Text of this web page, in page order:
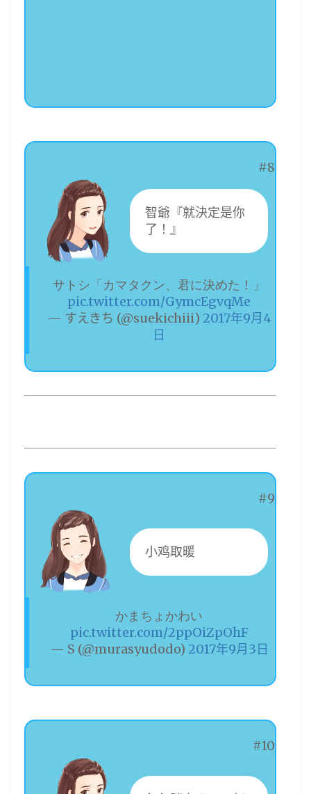
#8
智爺『就決定是你
了！』
サトシ「カマタクン、君に決めた！」
pic.twitter.com/GymcEgvqMe
— すえきち (@suekichiii) 2017年9月4
日
#9
小鸡取暖
かまちょかわい
pic.twitter.com/2ppOiZpOhF
— S (@murasyudodo) 2017年9月3日
#10